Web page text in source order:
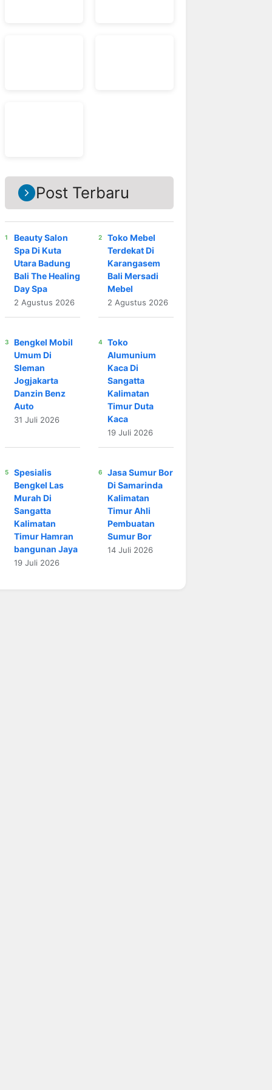
Post Terbaru
Beauty Salon
Spa Di Kuta
Utara Badung
Bali The Healing
Day Spa
2 Agustus 2026
Toko Mebel
Terdekat Di
Karangasem
Bali Mersadi
Mebel
2 Agustus 2026
Bengkel Mobil
Umum Di
Sleman
Jogjakarta
Danzin Benz
Auto
31 Juli 2026
Toko
Alumunium
Kaca Di
Sangatta
Kalimatan
Timur Duta
Kaca
19 Juli 2026
Spesialis
Bengkel Las
Murah Di
Sangatta
Kalimatan
Timur Hamran
bangunan Jaya
19 Juli 2026
Jasa Sumur Bor
Di Samarinda
Kalimatan
Timur Ahli
Pembuatan
Sumur Bor
14 Juli 2026